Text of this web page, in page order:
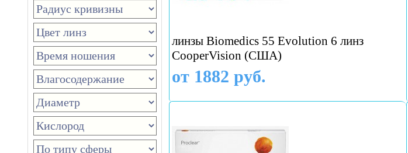
линзы Biomedics 55 Evolution 6 линз
CooperVision (США)
от 1882 руб.